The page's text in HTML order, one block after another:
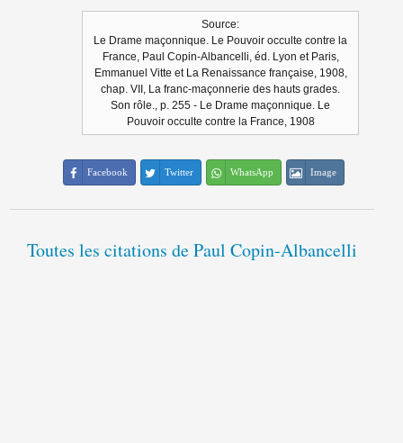
Source:
Le Drame maçonnique. Le Pouvoir occulte contre la
France, Paul Copin-Albancelli, éd. Lyon et Paris,
Emmanuel Vitte et La Renaissance française, 1908,
chap. VII, La franc-maçonnerie des hauts grades.
Son rôle., p. 255 - Le Drame maçonnique. Le
Pouvoir occulte contre la France, 1908
Facebook Twitter WhatsApp Image
Toutes les citations de Paul Copin-Albancelli